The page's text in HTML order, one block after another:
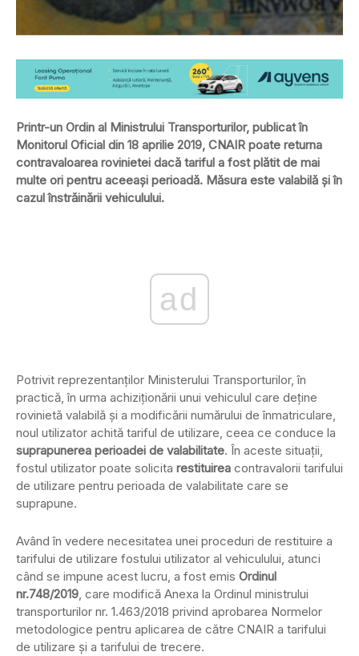
Printr-un Ordin al Ministrului Transporturilor, publicat în
Monitorul Oficial din 18 aprilie 2019, CNAIR poate returna
contravaloarea rovinietei dacă tariful a fost plătit de mai
multe ori pentru aceeaşi perioadă. Măsura este valabilă şi în
cazul înstrăinării vehiculului.
ad
Potrivit reprezentanţilor Ministerului Transporturilor, în
practică, în urma achiziţionării unui vehiculul care deţine
rovinietă valabilă şi a modificării numărului de înmatriculare,
noul utilizator achită tariful de utilizare, ceea ce conduce la
suprapunerea perioadei de valabilitate. În aceste situaţii,
fostul utilizator poate solicita restituirea contravalorii tarifului
de utilizare pentru perioada de valabilitate care se
suprapune.
Având în vedere necesitatea unei proceduri de restituire a
tarifului de utilizare fostului utilizator al vehiculului, atunci
când se impune acest lucru, a fost emis Ordinul
nr.748/2019, care modifică Anexa la Ordinul ministrului
transporturilor nr. 1.463/2018 privind aprobarea Normelor
metodologice pentru aplicarea de către CNAIR a tarifului
de utilizare şi a tarifului de trecere.